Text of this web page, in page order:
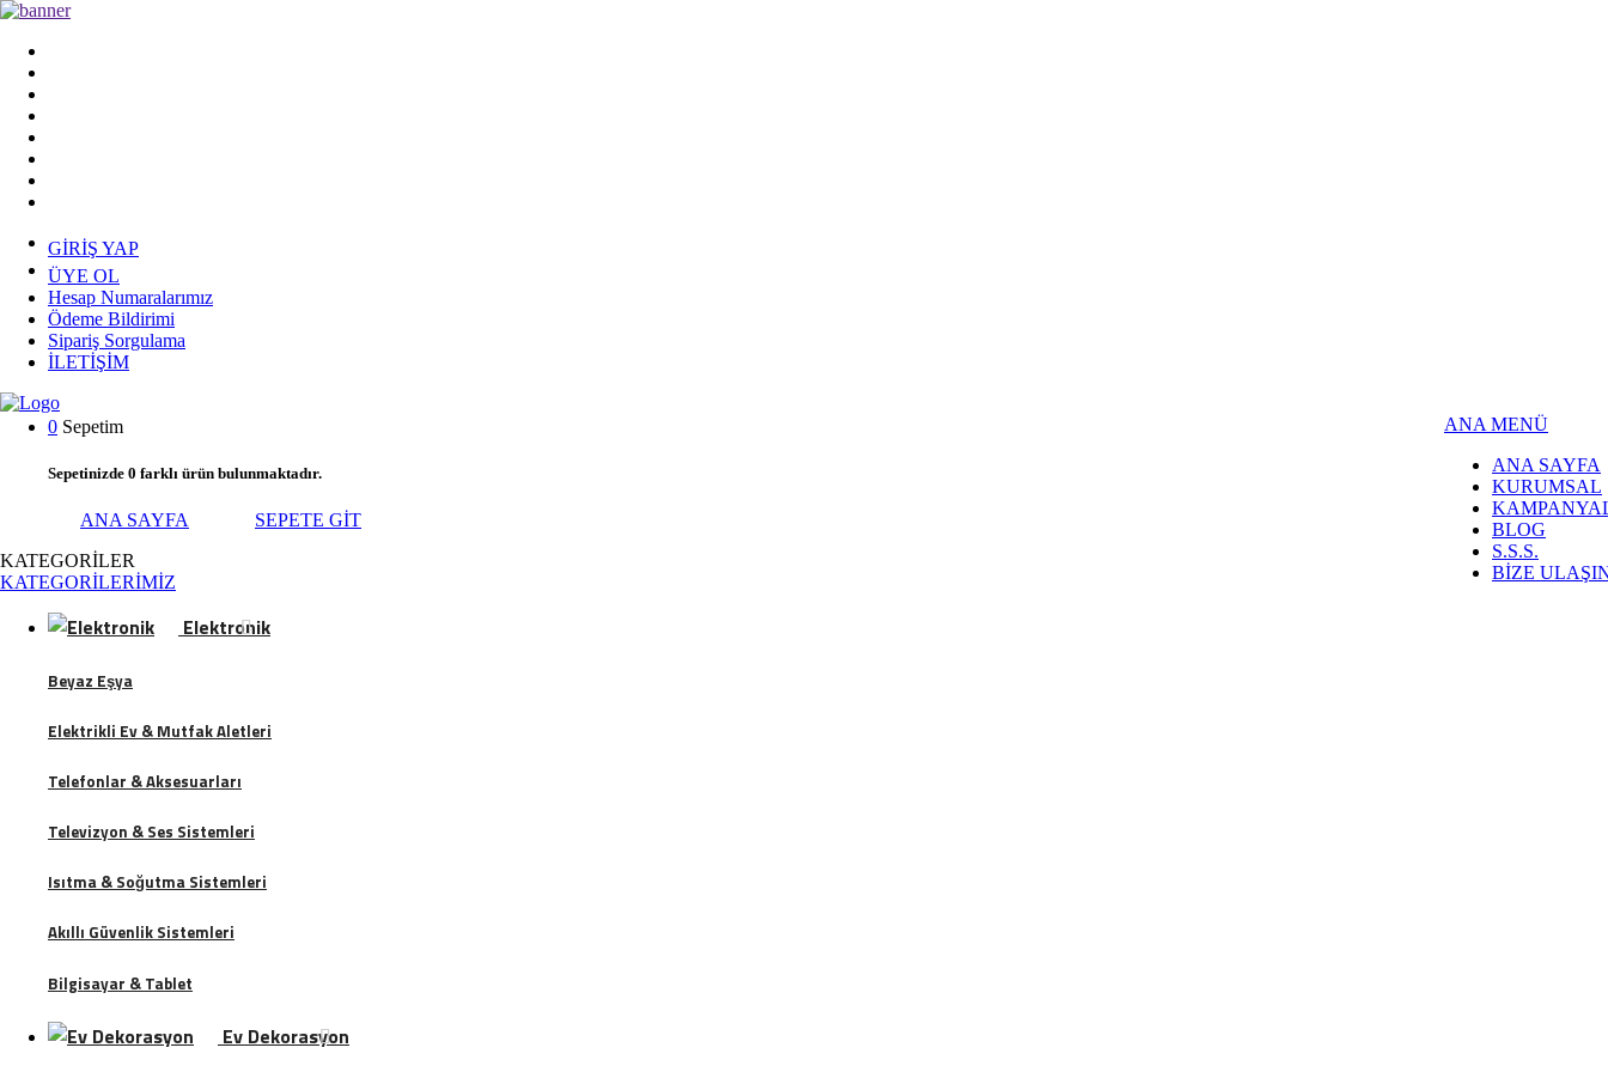
GİRİŞ YAP
ÜYE OL
Hesap Numaralarımız
Ödeme Bildirimi
Sipariş Sorgulama
İLETİŞİM
ANA MENÜ
ANA SAYFA
KURUMSAL
BLOG
S.S.S.
BİZE
0 Sepetim
Sepetinizde 0 farklı ürün bulunmaktadır.
ANA SAYFA
SEPETE GİT
KATEGORİLER
KATEGORİLERİMİZ
Elektronik
Beyaz Eşya
Elektrikli Ev & Mutfak Aletleri
Telefonlar & Aksesuarları
Televizyon & Ses Sistemleri
Isıtma & Soğutma Sistemleri
Akıllı Güvenlik Sistemleri
Bilgisayar & Tablet
Ev Dekorasyon